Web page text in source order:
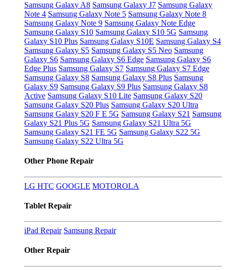
Samsung Galaxy A8 Samsung Galaxy J7 Samsung Galaxy
Note 4 Samsung Galaxy Note 5 Samsung Galaxy Note 8
Samsung Galaxy Note 9 Samsung Galaxy Note Edge
Samsung Galaxy S10 Samsung Galaxy S10 5G Samsung
Galaxy S10 Plus Samsung Galaxy S10E Samsung Galaxy S4
Samsung Galaxy S5 Samsung Galaxy S5 Neo Samsung
Galaxy S6 Samsung Galaxy S6 Edge Samsung Galaxy S6
Edge Plus Samsung Galaxy S7 Samsung Galaxy S7 Edge
Samsung Galaxy S8 Samsung Galaxy S8 Plus Samsung
Galaxy S9 Samsung Galaxy S9 Plus Samsung Galaxy S8
Active Samsung Galaxy S10 Lite Samsung Galaxy S20
Samsung Galaxy S20 Plus Samsung Galaxy S20 Ultra
Samsung Galaxy S20 F E 5G Samsung Galaxy S21 Samsung
Galaxy S21 Plus 5G Samsung Galaxy S21 Ultra 5G
Samsung Galaxy S21 FE 5G Samsung Galaxy S22 5G
Samsung Galaxy S22 Ultra 5G
Other Phone Repair
LG HTC GOOGLE MOTOROLA
Tablet Repair
iPad Repair Samsung Repair
Other Repair